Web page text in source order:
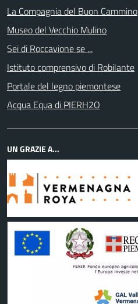
La Compagnia del Buon Cammino
Museo del Vecchio Mulino
Sei di Roccavione se ...
Istituto comprensivo di Robilante
Portale del legno piemontese
Acqua Equa di PIERH2O
UN GRAZIE A...